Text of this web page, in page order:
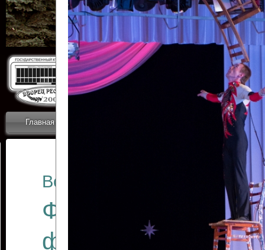
Главная Новости
ОТЧЕТЫ ГКЦ
Все отчеты
Финал
фестиваля